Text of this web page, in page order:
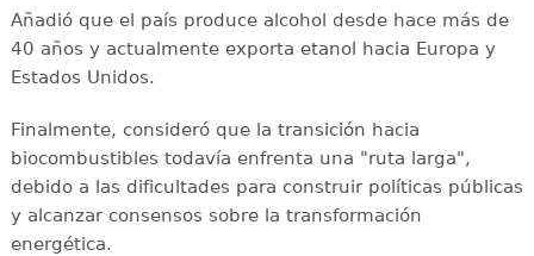
Añadió que el país produce alcohol desde hace más de
40 años y actualmente exporta etanol hacia Europa y
Estados Unidos.
Finalmente, consideró que la transición hacia
biocombustibles todavía enfrenta una "ruta larga",
debido a las dificultades para construir políticas públicas
y alcanzar consensos sobre la transformación
energética.